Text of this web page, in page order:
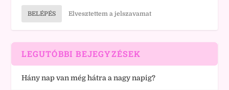
BELÉPÉS Elvesztettem a jelszavamat
LEGUTÓBBI BEJEGYZÉSEK
Hány nap van még hátra a nagy napig?